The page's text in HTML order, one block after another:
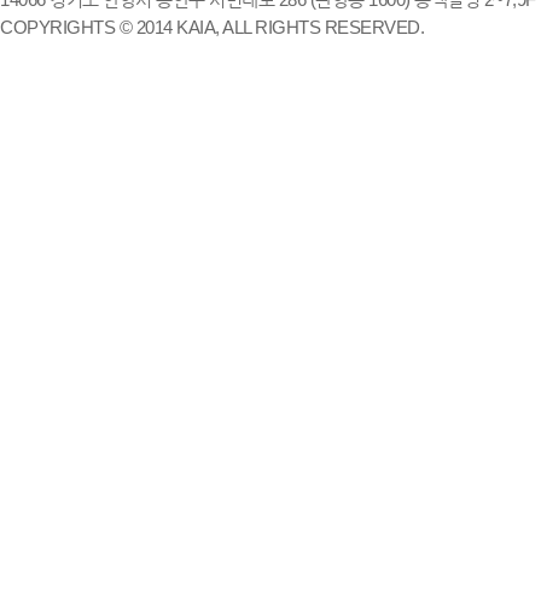
COPYRIGHTS © 2014 KAIA, ALL RIGHTS RESERVED.